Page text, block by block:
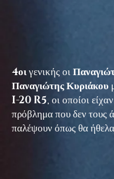
4οιγενικής οι
Παναγιώτης Κυριάκου
I-20 R5, οι οποίοι
πρόβλημα που δεν τους
παλέψουν όπως θα